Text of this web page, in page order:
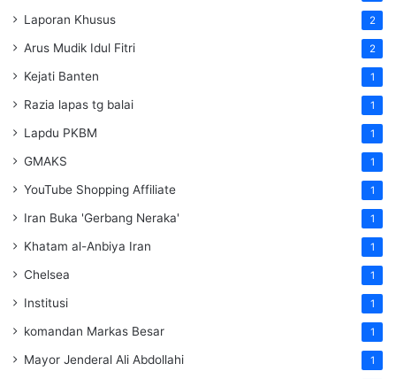
Laporan Khusus 2
Arus Mudik Idul Fitri 2
Kejati Banten 1
Razia lapas tg balai 1
Lapdu PKBM 1
GMAKS 1
YouTube Shopping Affiliate 1
Iran Buka 'Gerbang Neraka' 1
Khatam al-Anbiya Iran 1
Chelsea 1
Institusi 1
komandan Markas Besar 1
Mayor Jenderal Ali Abdollahi 1